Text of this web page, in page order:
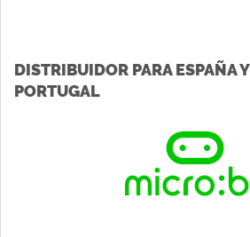
DISTRIBUIDOR PARA ESPAÑA Y
PORTUGAL